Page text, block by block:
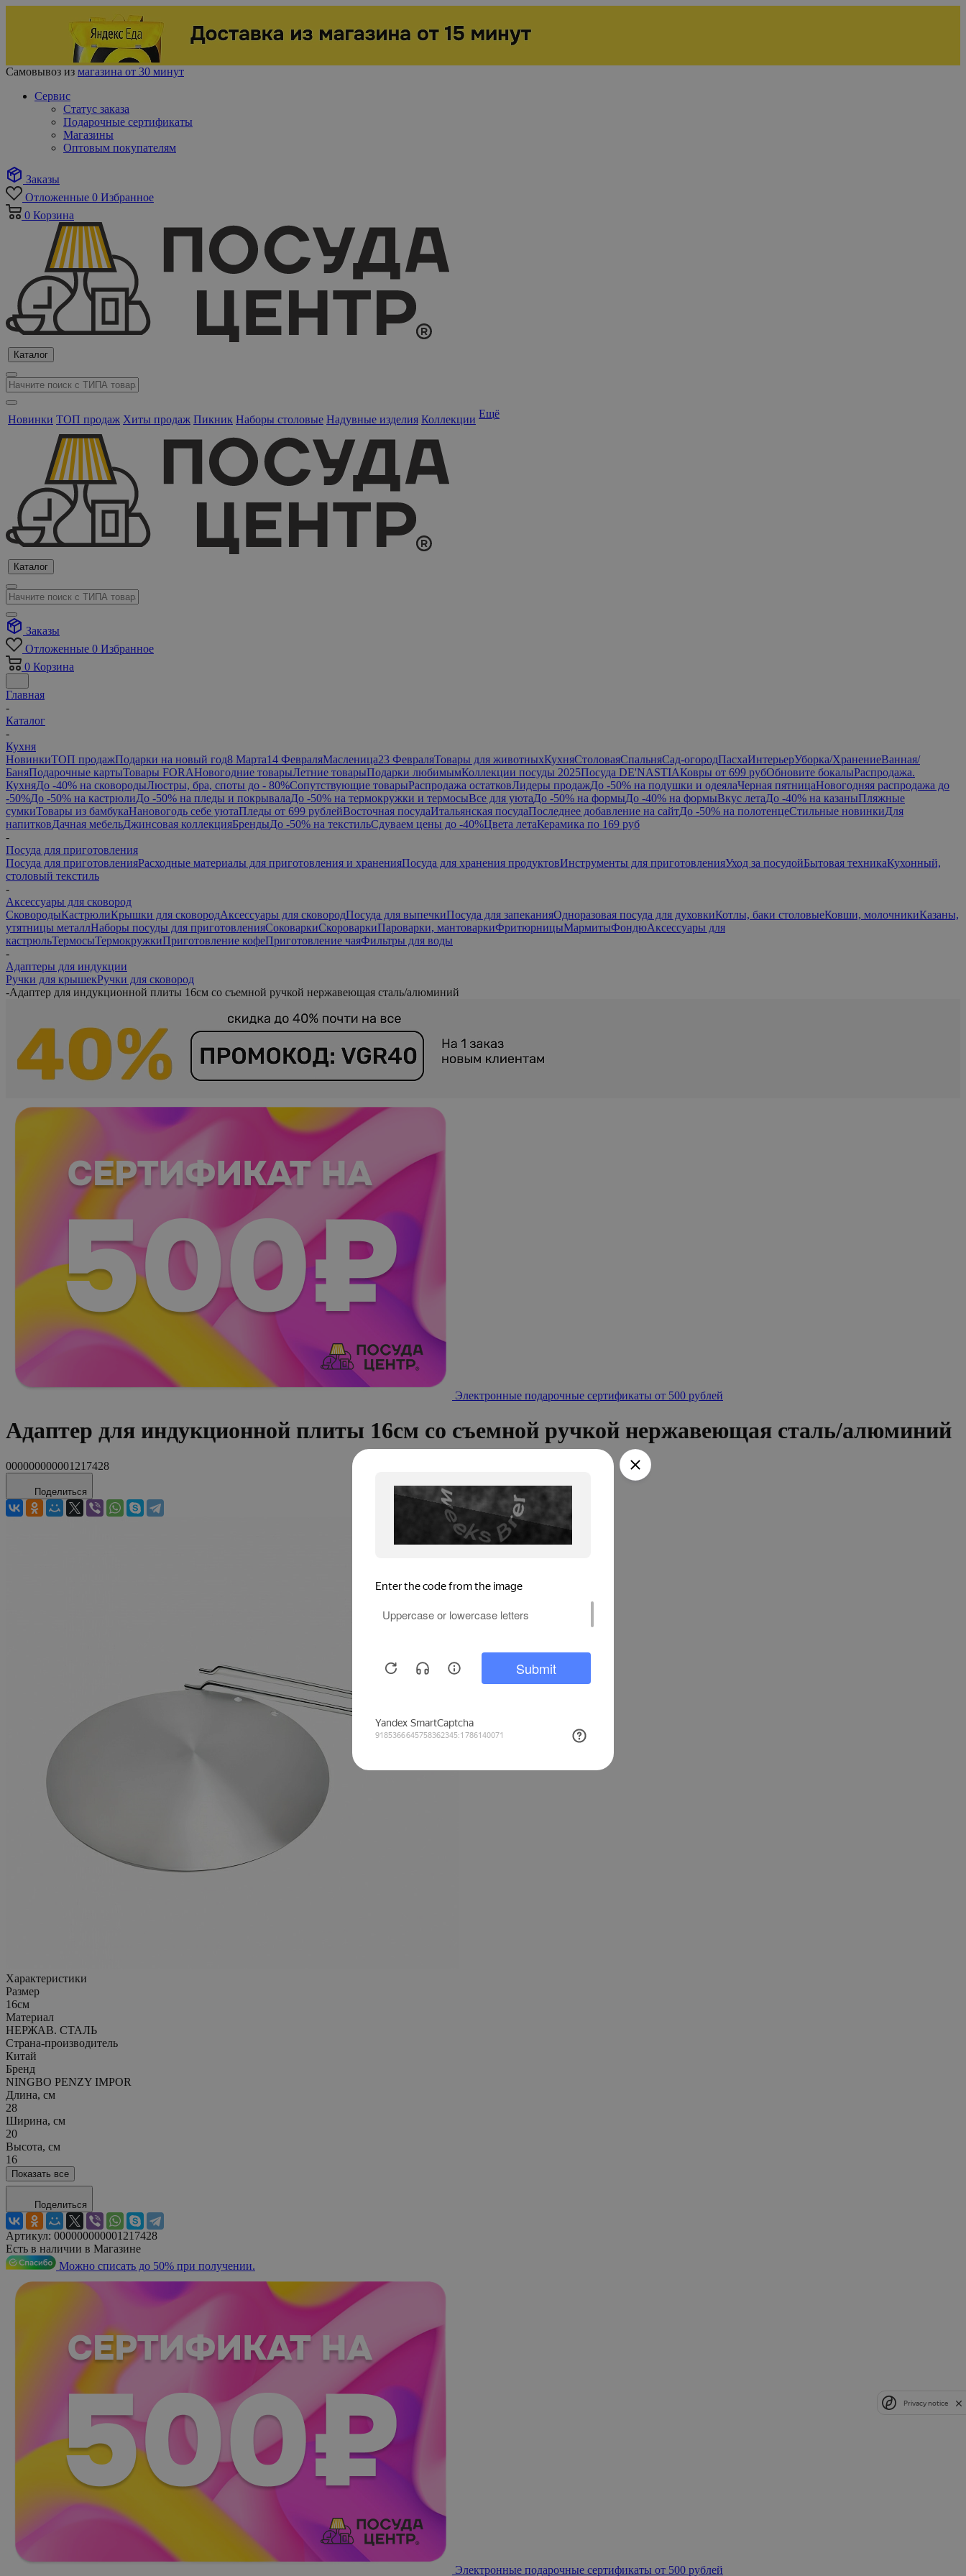
Самовывоз из магазина от 30 минут
Сервис
Статус заказа
Подарочные сертификаты
Магазины
Оптовым покупателям
Заказы
Отложенные 0 Избранное
0 Корзина
Каталог
Новинки ТОП продаж Хиты продаж Пикник Наборы столовые Надувные изделия Коллекции Ещё
Каталог
Заказы
Отложенные 0 Избранное
0 Корзина
Главная
-
Каталог
-
Кухня
НовинкиТОП продажПодарки на новый год8 Марта14 ФевраляМасленица23 ФевраляТовары для животныхКухняСтоловаяСпальняСад-огородПасхаИнтерьерУборка/ХранениеВанная/
БаняПодарочные картыТовары FORAНовогодние товарыЛетние товарыПодарки любимымКоллекции посуды 2025Посуда DE'NASTIAКовры от 699 рубОбновите бокалыРаспродажа.
КухняДо -40% на сковородыЛюстры, бра, споты до - 80%Сопутствующие товарыРаспродажа остатковЛидеры продажДо -50% на подушки и одеялаЧерная пятницаНовогодняя распродажа до
-50%До -50% на кастрюлиДо -50% на пледы и покрывалаДо -50% на термокружки и термосыВсе для уютаДо -50% на формыДо -40% на формыВкус летаДо -40% на казаныПляжные
сумкиТовары из бамбукаНановогодь себе уютаПледы от 699 рублейВосточная посудаИтальянская посудаПоследнее добавление на сайтДо -50% на полотенцеСтильные новинкиДля
напитковДачная мебельДжинсовая коллекцияБрендыДо -50% на текстильСдуваем цены до -40%Цвета летаКерамика по 169 руб
-
Посуда для приготовления
Посуда для приготовленияРасходные материалы для приготовления и храненияПосуда для хранения продуктовИнструменты для приготовленияУход за посудойБытовая техникаКухонный,
столовый текстиль
-
Аксессуары для сковород
СковородыКастрюлиКрышки для сковородАксессуары для сковородПосуда для выпечкиПосуда для запеканияОдноразовая посуда для духовкиКотлы, баки столовыеКовши, молочникиКазаны,
утятницы металлНаборы посуды для приготовленияСоковаркиСкороваркиПароварки, мантоваркиФритюрницыМармитыФондюАксессуары для
кастрюльТермосыТермокружкиПриготовление кофеПриготовление чаяФильтры для воды
-
Адаптеры для индукции
Ручки для крышекРучки для сковород
-Адаптер для индукционной плиты 16см со съемной ручкой нержавеющая сталь/алюминий
Электронные подарочные сертификаты от 500 рублей
Адаптер для индукционной плиты 16см со съемной ручкой нержавеющая сталь/алюминий
000000000001217428
Поделиться
Характеристики
Размер
16см
Материал
НЕРЖАВ. СТАЛЬ
Страна-производитель
Китай
Бренд
NINGBO PENZY IMPOR
Длина, см
28
Ширина, см
20
Высота, см
16
Показать все
Поделиться
Артикул: 000000000001217428
Есть в наличии в Магазине
Можно списать до 50% при получении.
Электронные подарочные сертификаты от 500 рублей
Privacy notice